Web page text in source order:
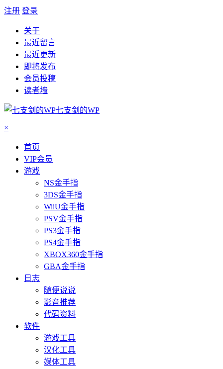
注册 登录
关于
最近留言
最近更新
即将发布
会员投稿
读者墙
七支剑的WP
×
首页
VIP会员
游戏
NS金手指
3DS金手指
WiiU金手指
PSV金手指
PS3金手指
PS4金手指
XBOX360金手指
GBA金手指
日志
随便说说
影音推荐
代码资料
软件
游戏工具
汉化工具
媒体工具